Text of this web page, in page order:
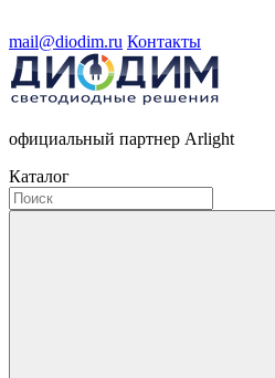
mail@diodim.ru Контакты
официальный партнер Arlight
Каталог